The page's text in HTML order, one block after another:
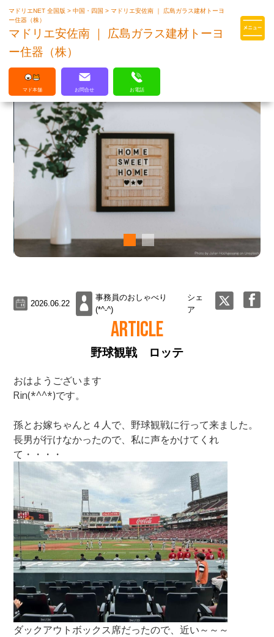
マドリエはLIXILの厳しい基準を
マドリエNET 全国版>中国・四国>マドリエ安佐南 ｜ 広島ガラス建材トーヨ
ー住器（株）
マドリエ安佐南 ｜ 広島ガラス建材トーヨ
ー住器（株）
マド本舗 お問合せ お電話
2026.06.22
事務員のおしゃべり
(*^-^)
シェ
ア
ARTICLE
野球観戦 ロッテ